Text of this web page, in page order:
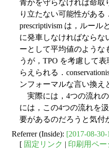
青かを守らなければ命取
り立たない可能性がある
prescriptivism は，ルー
に発車しなければならな
ーとして平均値のような
うが，TPO を考慮して
らえられる．
ンフォーマルな言い換え
実際には，4つの流れ
には，この4つの流れを
要があるのだろうと気付
Referrer (Inside): [2017-08-30-
[ 固定リンク | 印刷用ペー